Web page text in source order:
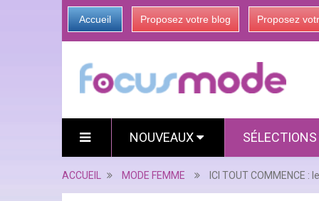
Accueil Proposez votre blog Proposez
NOUVEAUX SÉLECTIONS
ACCUEIL MODE FEMME ICI TOUT COMMENCE